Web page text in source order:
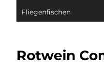
Fliegenfischen
Rotwein